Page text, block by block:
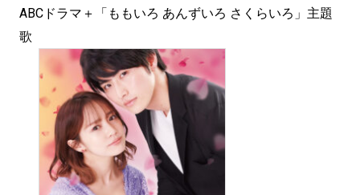
ABCドラマ＋「ももいろ あんずいろ さくらいろ」主題
歌